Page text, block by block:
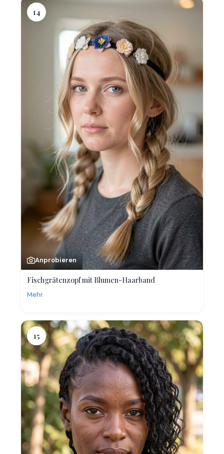
14
Anprobieren
Fischgrätenzopf mit Blumen-Haarband
Mehr
15